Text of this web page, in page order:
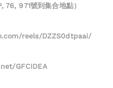
76, 971號到集合地點）
reels/DZZS0dtpaai/
GFCIDEA